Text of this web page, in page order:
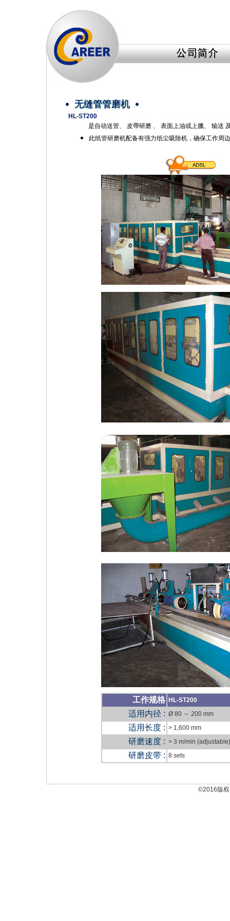
无缝管管磨机
HL-ST200
是自动送管、 皮帶研磨 、 表面上油或上臘、 输送
此纸管研磨机配备有强力纸尘吸除机，确保工作周
工作规格 HL-ST200
适用内径 : Ø 80 ～ 200 mm
适用长度 : > 1,600 mm
研磨速度 : > 3 m/min (adjustable)
研磨皮带 : 8 sets
©2016版权